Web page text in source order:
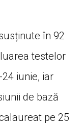
în 92
testelor
iunie, iar
de bază
pe 25